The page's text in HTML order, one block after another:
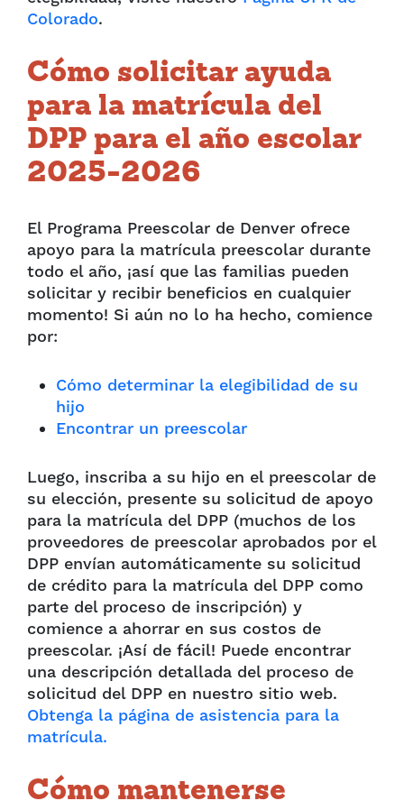
Colorado.
Cómo solicitar ayuda
para la matrícula del
DPP para el año escolar
2025-2026
El Programa Preescolar de Denver ofrece
apoyo para la matrícula preescolar durante
todo el año, ¡así que las familias pueden
solicitar y recibir beneficios en cualquier
momento! Si aún no lo ha hecho, comience
por:
Cómo determinar la elegibilidad de su
hijo
Encontrar un preescolar
Luego, inscriba a su hijo en el preescolar de
su elección, presente su solicitud de apoyo
para la matrícula del DPP (muchos de los
proveedores de preescolar aprobados por el
DPP envían automáticamente su solicitud
de crédito para la matrícula del DPP como
parte del proceso de inscripción) y
comience a ahorrar en sus costos de
preescolar. ¡Así de fácil! Puede encontrar
una descripción detallada del proceso de
solicitud del DPP en nuestro sitio web.
Obtenga la página de asistencia para la
matrícula.
Cómo mantenerse